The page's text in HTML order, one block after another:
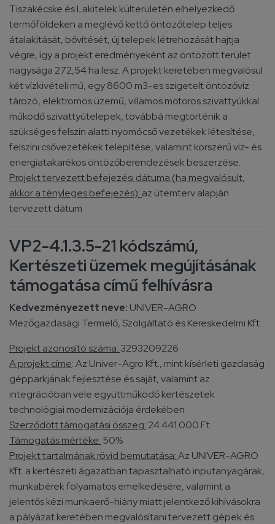
Tiszakécske és Lakitelek külterületén elhelyezkedő
termőföldeken a meglévő kettő öntözőtelep teljes
átalakítását, bővítését, új telepek létrehozását hajtja
végre, így a projekt eredményeként az öntözött terület
nagysága 272,54 ha lesz. A projekt keretében megvalósul
két vízkivételi mű, egy 8600 m3-es szigetelt öntözővíz
tározó, elektromos üzemű, villamos motoros szivattyúkkal
működő szivattyútelepek, továbbá megtörténik a
szükséges felszín alatti nyomócső vezetékek létesítése,
felszíni csővezetékek telepítése, valamint korszerű víz- és
energiatakarékos öntözőberendezések beszerzése.
Projekt tervezett befejezési dátuma (ha megvalósult,
akkor a tényleges befejezés): az ütemterv alapján
tervezett dátum
VP2-4.1.3.5-21 kódszámú,
Kertészeti üzemek megújításának
támogatása című felhívásra
Kedvezményezett neve: UNIVER-AGRO
Mezőgazdasági Termelő, Szolgáltató és Kereskedelmi Kft.
Projekt azonosító száma: 3293209226
A projekt címe: Az Univer-Agro Kft., mint kísérleti gazdaság
gépparkjának fejlesztése és saját, valamint az
integrációban vele együttműködő kertészetek
technológiai modernizációja érdekében
Szerződött támogatási összeg: 24 441 000 Ft
Támogatás mértéke: 50%
Projekt tartalmának rövid bemutatása:Az UNIVER-AGRO
Kft. a kertészeti ágazatban tapasztalható inputanyagárak,
munkabérek folyamatos emelkedésére, valamint a
jelentős kézi munkaerő-hiány miatt jelentkező kihívásokra
a pályázat keretében megvalósítani tervezett gépek és